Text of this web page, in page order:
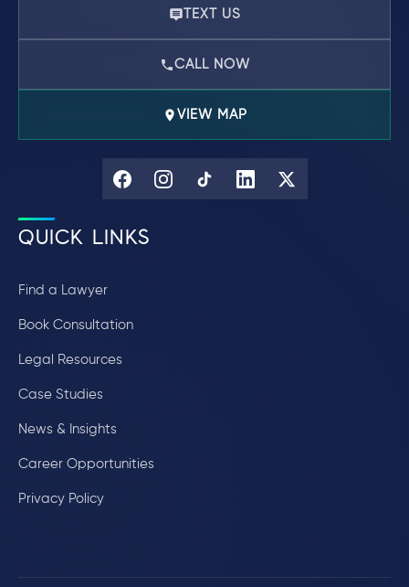
TEXT US
CALL NOW
VIEW MAP
QUICK LINKS
Find a Lawyer
Book Consultation
Legal Resources
Case Studies
News & Insights
Career Opportunities
Privacy Policy